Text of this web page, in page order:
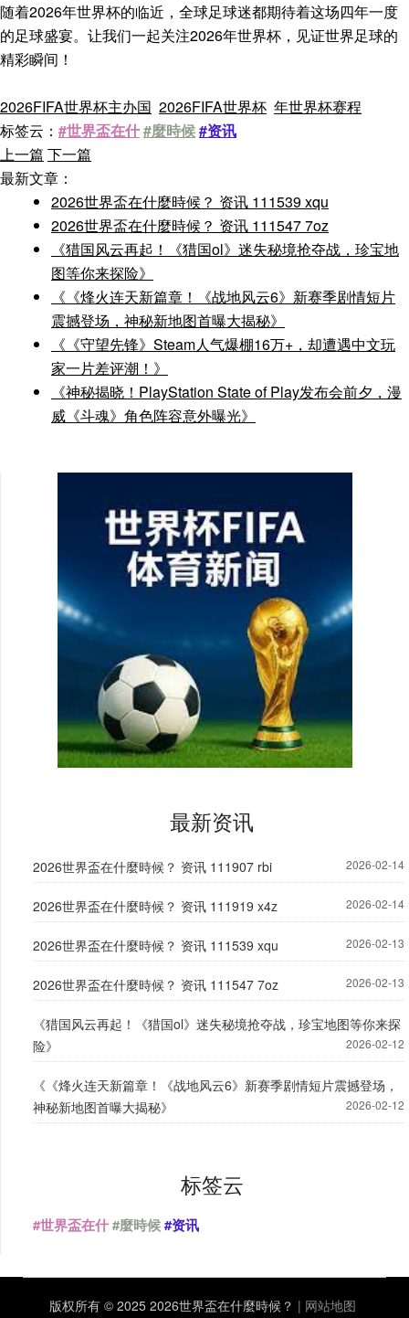
随着2026年世界杯的临近，全球足球迷都期待着这场四年一度
的足球盛宴。让我们一起关注2026年世界杯，见证世界足球的
精彩瞬间！
2026FIFA世界杯主办国 2026FIFA世界杯 年世界杯赛程
标签云： #世界盃在什#麼時候#资讯
上一篇 下一篇
最新文章：
2026世界盃在什麼時候？ 资讯 111539 xqu
2026世界盃在什麼時候？ 资讯 111547 7oz
《猎国风云再起！《猎国ol》迷失秘境抢夺战，珍宝地
图等你来探险》
《《烽火连天新篇章！《战地风云6》新赛季剧情短片
震撼登场，神秘新地图首曝大揭秘》
《《守望先锋》Steam人气爆棚16万+，却遭遇中文玩
家一片差评潮！》
《神秘揭晓！PlayStation State of Play发布会前夕，漫
威《斗魂》角色阵容意外曝光》
最新资讯
2026世界盃在什麼時候？ 资讯 111907 rbi 2026-02-14
2026世界盃在什麼時候？ 资讯 111919 x4z 2026-02-14
2026世界盃在什麼時候？ 资讯 111539 xqu 2026-02-13
2026世界盃在什麼時候？ 资讯 111547 7oz 2026-02-13
《猎国风云再起！《猎国ol》迷失秘境抢夺战，珍宝地图等你来探
险》
2026-02-12
《《烽火连天新篇章！《战地风云6》新赛季剧情短片震撼登场，
神秘新地图首曝大揭秘》
2026-02-12
标签云
#世界盃在什#麼時候#资讯
版权所有 © 2025 2026世界盃在什麼時候？ | 网站地图